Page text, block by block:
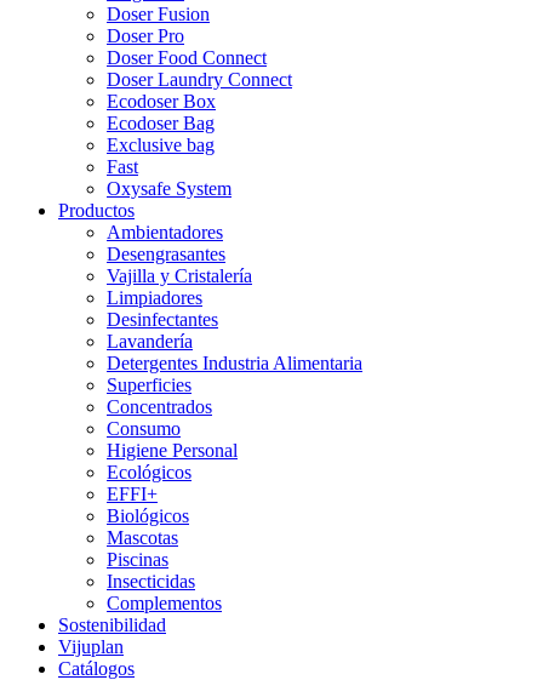
Doser Fusion
Doser Pro
Doser Food Connect
Doser Laundry Connect​
Ecodoser Box
Ecodoser Bag
Exclusive bag
Fast
Oxysafe System
Productos
Ambientadores
Desengrasantes
Vajilla y Cristalería
Limpiadores
Desinfectantes
Lavandería
Detergentes Industria Alimentaria
Superficies
Concentrados
Consumo
Higiene Personal
Ecológicos
EFFI+
Biológicos
Mascotas
Piscinas
Insecticidas
Complementos
Sostenibilidad
Vijuplan
Catálogos